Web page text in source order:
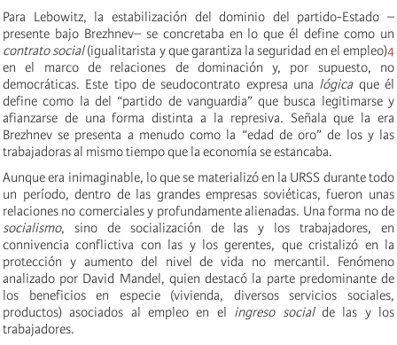
Para Lebowitz, la estabilización del dominio del partido-Estado –
presente bajo Brezhnev– se concretaba en lo que él define como un
contrato social(igualitarista y que garantiza la seguridad en el empleo)4
en el marco de relaciones de dominación y, por supuesto, no
democráticas. Este tipo de seudocontrato expresa una lógicaque él
define como la del “partido de vanguardia” que busca legitimarse y
afianzarse de una forma distinta a la represiva. Señala que la era
Brezhnev se presenta a menudo como la “edad de oro” de los y las
trabajadoras al mismo tiempo que la economía se estancaba.
Aunque era inimaginable, lo que se materializó en la URSS durante todo
un período, dentro de las grandes empresas soviéticas, fueron unas
relaciones no comerciales y profundamente alienadas. Una forma no de
socialismo, sino de socialización de las y los trabajadores, en
connivencia conflictiva con las y los gerentes, que cristalizó en la
protección y aumento del nivel de vida no mercantil. Fenómeno
analizado por David Mandel, quien destacó la parte predominante de
los beneficios en especie (vivienda, diversos servicios sociales,
productos) asociados al empleo en el ingreso socialde las y los
trabajadores.